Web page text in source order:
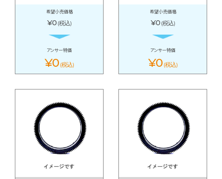
希望小売価格
¥0 (税込)
アンサー特価
¥0 (税込)
希望小売価格
¥0 (税込)
アンサー特価
¥0 (税込)